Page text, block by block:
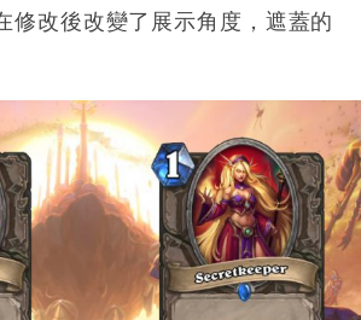
修改後改變了展示角度，遮蓋的